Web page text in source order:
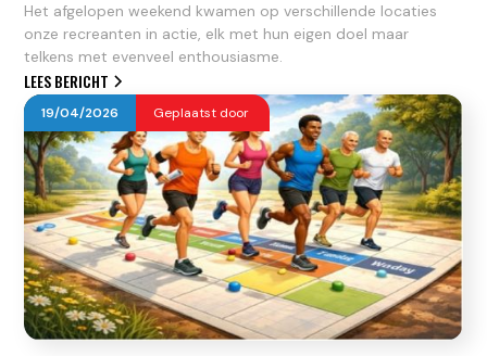
Het afgelopen weekend kwamen op verschillende locaties
onze recreanten in actie, elk met hun eigen doel maar
telkens met evenveel enthousiasme.
LEES BERICHT
19/04/2026 Geplaatst door